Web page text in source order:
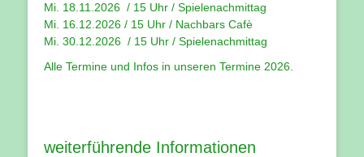
Mi. 18.11.2026 / 15 Uhr / Spielenachmittag
Mi. 16.12.2026 / 15 Uhr / Nachbars Cafè
Mi. 30.12.2026 / 15 Uhr / Spielenachmittag
Alle Termine und Infos in unseren Termine 2026
weiterführende Informationen